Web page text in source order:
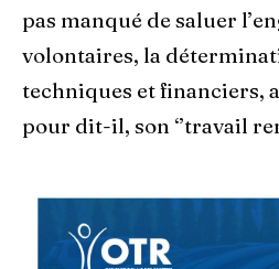
pas manqué de saluer
volontaires, la
techniques et financiers,
pour dit-il, son ‘’travail